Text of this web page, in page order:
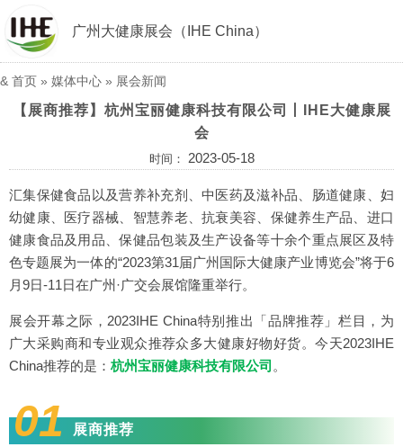
广州大健康展会（IHE China）
& 首页 » 媒体中心 » 展会新闻
【展商推荐】杭州宝丽健康科技有限公司丨IHE大健康展
会
时间： 2023-05-18
汇集保健食品以及营养补充剂、中医药及滋补品、肠道健康、妇
幼健康、医疗器械、智慧养老、抗衰美容、保健养生产品、进口
健康食品及用品、保健品包装及生产设备等十余个重点展区及特
色专题展为一体的“2023第31届广州国际大健康产业博览会”将于6
月9日-11日在广州·广交会展馆隆重举行。
展会开幕之际，2023IHE China特别推出「品牌推荐」栏目，为
广大采购商和专业观众推荐众多大健康好物好货。今天2023IHE
China推荐的是： 杭州宝丽健康科技有限公司 。
01 展商推荐